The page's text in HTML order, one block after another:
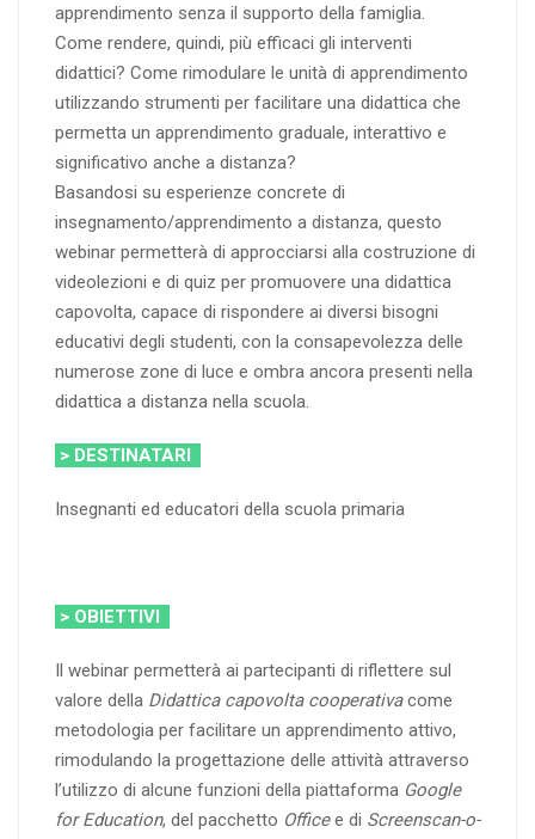
apprendimento senza il supporto della famiglia.
Come rendere, quindi, più efficaci gli interventi
didattici? Come rimodulare le unità di apprendimento
utilizzando strumenti per facilitare una didattica che
permetta un apprendimento graduale, interattivo e
significativo anche a distanza?
Basandosi su esperienze concrete di
insegnamento/apprendimento a distanza, questo
webinar permetterà di approcciarsi alla costruzione di
videolezioni e di quiz per promuovere una didattica
capovolta, capace di rispondere ai diversi bisogni
educativi degli studenti, con la consapevolezza delle
numerose zone di luce e ombra ancora presenti nella
didattica a distanza nella scuola.
> DESTINATARI
Insegnanti ed educatori della scuola primaria
> OBIETTIVI
Il webinar permetterà ai partecipanti di riflettere sul
valore della Didattica capovolta cooperativacome
metodologia per facilitare un apprendimento attivo,
rimodulando la progettazione delle attività attraverso
l’utilizzo di alcune funzioni della piattaforma Google
for Education, del pacchetto Officee di Screenscan-o-